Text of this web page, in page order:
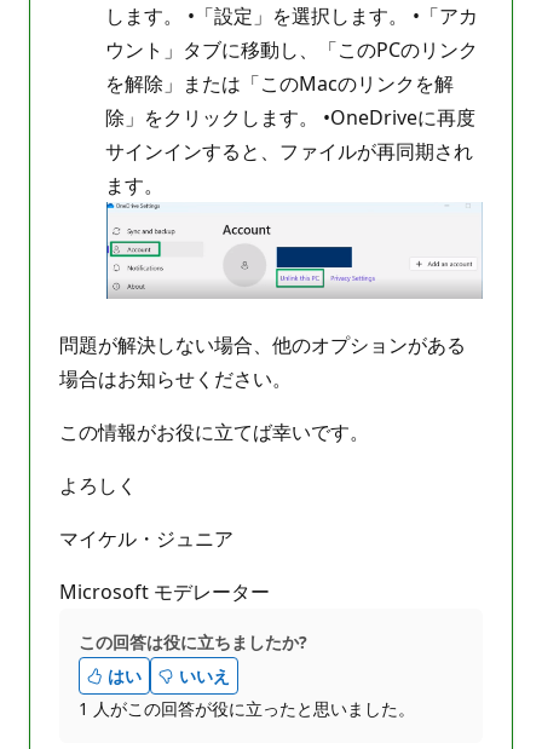
します。 •「設定」を選択します。 •「アカ
ウント」タブに移動し、「このPCのリンク
を解除」または「このMacのリンクを解
除」をクリックします。 •OneDriveに再度
サインインすると、ファイルが再同期され
ます。
問題が解決しない場合、他のオプションがある
場合はお知らせください。
この情報がお役に立てば幸いです。
よろしく
マイケル・ジュニア
Microsoft モデレーター
この回答は役に立ちましたか?
はい
いいえ
1 人がこの回答が役に立ったと思いました。